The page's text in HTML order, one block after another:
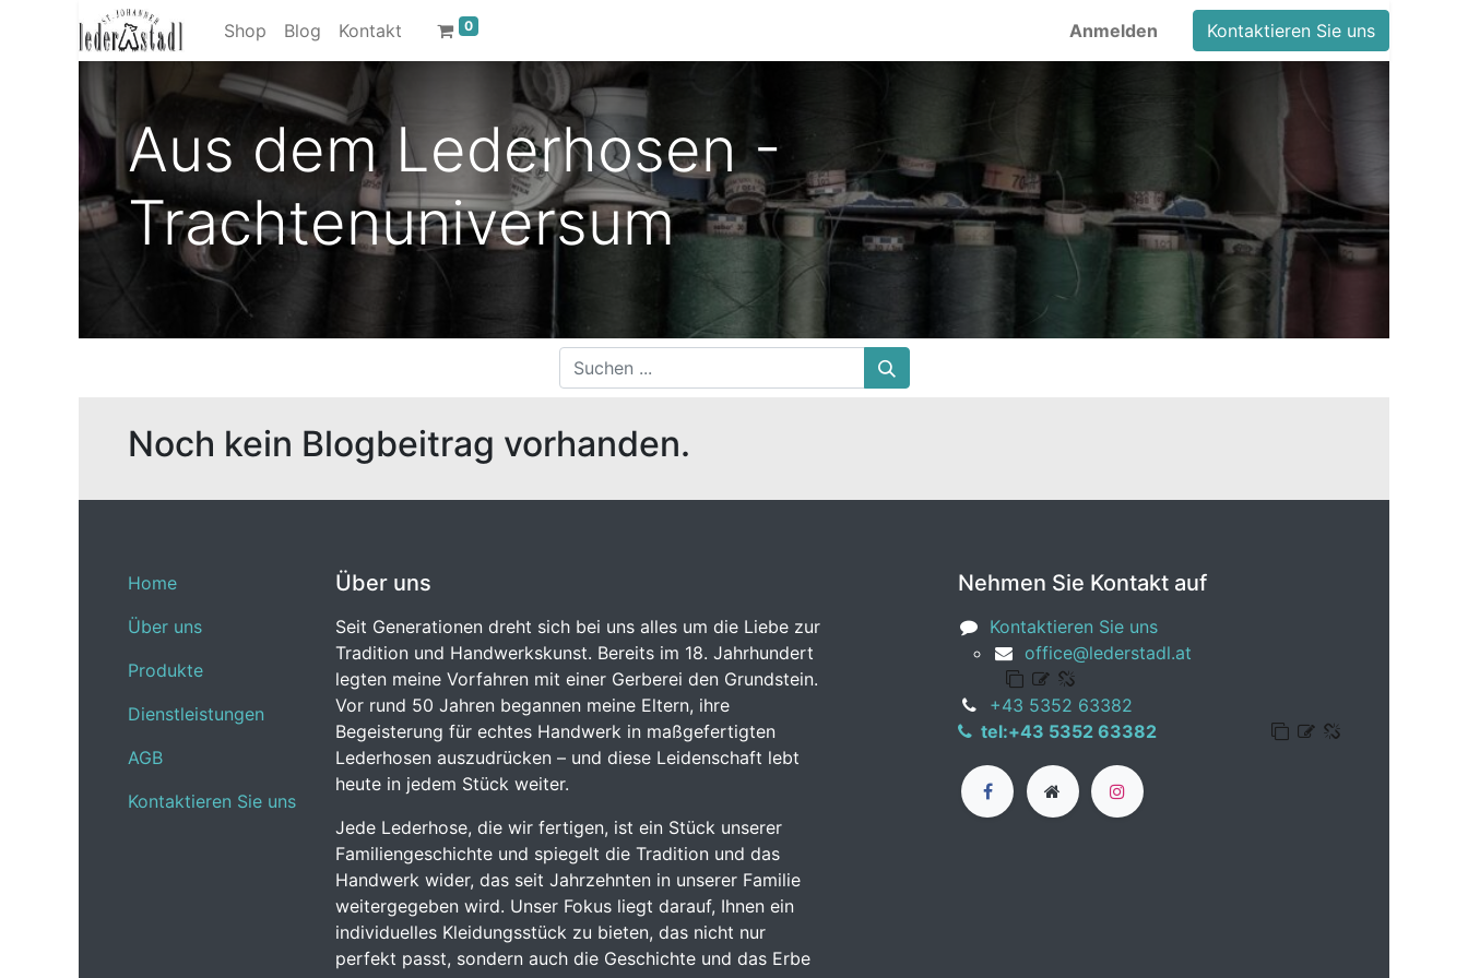
Shop Blog Kontakt 0 Anmelden Kontaktieren Sie uns
Aus dem Lederhosen -
Trachtenuniversum
Noch kein Blogbeitrag vorhanden.
Home
Über uns
Produkte
Dienstleistungen
AGB
Kontaktieren Sie uns
Über uns
Seit Generationen dreht sich bei uns alles um die Liebe zur
Tradition und Handwerkskunst. Bereits im 18. Jahrhundert
legten meine Vorfahren mit einer Gerberei den Grundstein.
Vor rund 50 Jahren begannen meine Eltern, ihre
Begeisterung für echtes Handwerk in maßgefertigten
Lederhosen auszudrücken – und diese Leidenschaft lebt
heute in jedem Stück weiter.
Jede Lederhose, die wir fertigen, ist ein Stück unserer
Familiengeschichte und spiegelt die Tradition und das
Handwerk wider, das seit Jahrzehnten in unserer Familie
weitergegeben wird. Unser Fokus liegt darauf, Ihnen ein
individuelles Kleidungsstück zu bieten, das nicht nur
perfekt passt, sondern auch die Geschichte und das Erbe
Nehmen Sie Kontakt auf
Kontaktieren Sie uns
office@lederstadl.at
+43 5352 63382
tel:+43 5352 63382